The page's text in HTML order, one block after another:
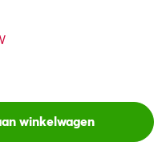
winkelwagen